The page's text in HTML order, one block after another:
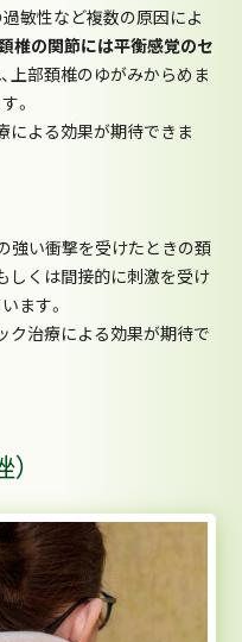
過敏性など複数の原因によ
椎の関節には平衡感覚のセ
上部頚椎のゆがみからめま
。
による効果が期待できま
強い衝撃を受けたときの頚
しくは間接的に刺激を受け
ます。
ク治療による効果が期待で